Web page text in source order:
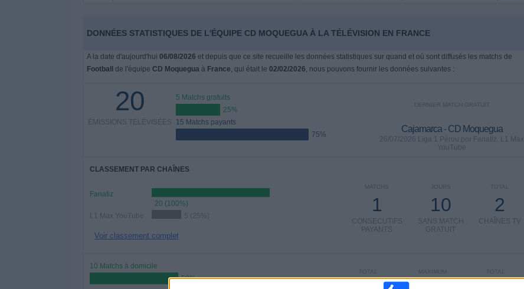
DONNÉES STATISTIQUES DE L'ÉQUIPE CD MOQUEGUA À LA TÉLÉVISION EN FRANCE
A la date d'aujourd'hui 06/08/2026 et depuis que ce site recueille les données statistiques sur quand et où sont diffusés les matchs de
Football
de l'équipe CD Moqueguaà France, qui était le 02/02/2026, nous pouvons fournir les données suivantes :
20
ÉMISSIONS TÉLÉVISÉES
5 Matchs gratuits
25%
15 Matchs payants
75%
DERNIER MATCH GRATUIT
Cajamarca - CD Moquegua
26/07/2026 Liga 1 Pérou por Fanatiz, L1 Max
YouTube
CLASSEMENT PAR CHAÎNES
Fanatiz
20 (100%)
L1 Max YouTube
5 (25%)
Voir classement complet
TOTAL
2
CHAÎNES TV
JOURS
10
SANS MATCH
GRATUIT
MATCHS
1
CONSECUTIFS
PAYANTS
10 Matchs à domicile
50%
TOTAL
MAXIMUM
TOTAL